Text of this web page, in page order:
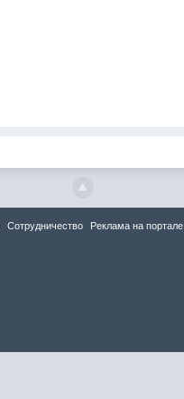
Сотрудничество Реклама на портале